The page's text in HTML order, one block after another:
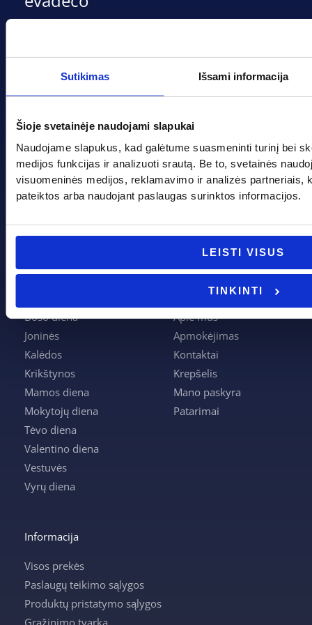
Sutikimas Išsami informacija
Šioje svetainėje naudojami slapukai
Naudojame slapukus, kad galėtume suasmeninti turinį bei
medijos funkcijas ir analizuoti srautą. Be to, svetainės
visuomeninės medijos, reklamavimo ir analizės partneriais,
pateiktos arba naudojant paslaugas surinktos informacijos.
LEISTI VISUS
TINKINTI
PVM mokėtojo kodas: LT100013339311
Telefonas:+370 662 41046
Gedimino g. 2, Marijampolė 68308
+370 662 41046
info@evadeco.net
Boso diena
Joninės
Kalėdos
Krikštynos
Mamos diena
Mokytojų diena
Tėvo diena
Valentino diena
Vestuvės
Vyrų diena
Pagalba
Apie mus
Apmokėjimas
Kontaktai
Krepšelis
Mano paskyra
Patarimai
Informacija
Visos prekės
Paslaugų teikimo sąlygos
Produktų pristatymo sąlygos
Grąžinimo tvarka